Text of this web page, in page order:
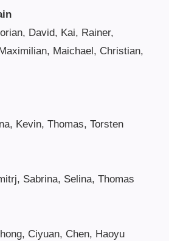
David, Kai, Rainer,
Maichael, Christian,
Kevin, Thomas, Torsten
Sabrina, Selina, Thomas
Ciyuan, Chen, Haoyu